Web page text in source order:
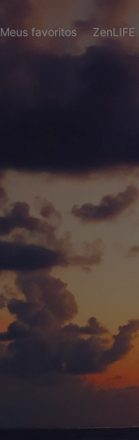
Meus favoritos ZenLIFE